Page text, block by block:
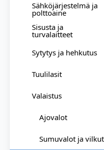
Sähköjärjestelmä ja
polttoaine
Sisusta ja
turvalaitteet
Sytytys ja hehkutus
Tuulilasit
Valaistus
Ajovalot
Sumuvalot ja vilkut